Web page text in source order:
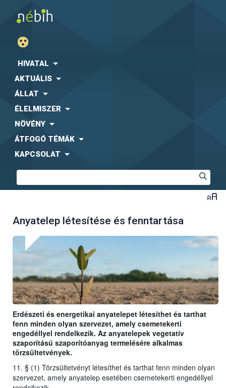
HIVATAL
AKTUÁLIS
ÁLLAT
ÉLELMISZER
NÖVÉNY
ÁTFOGÓ TÉMÁK
KAPCSOLAT
Anyatelep létesítése és fenntartása
Erdészeti és energetikai anyatelepet létesíthet és tarthat
fenn minden olyan szervezet, amely csemetekerti
engedéllyel rendelkezik. Az anyatelepek vegetatív
szaporítású szaporítóanyag termelésére alkalmas
törzsültetvények.
11. § (1) Törzsültetvényt létesíthet és tarthat fenn minden olyan
szervezet, amely anyatelep esetében csemetekerti engedéllyel